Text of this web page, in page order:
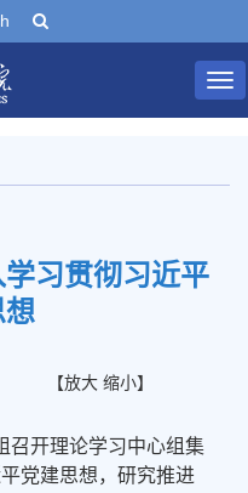
习贯彻习近平
想
【放大 缩小】
召开理论学习中心组集
党建思想，研究推进